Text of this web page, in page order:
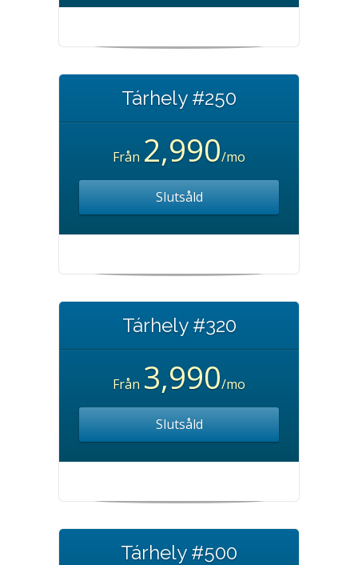
Tárhely #250
Från 2,990/mo
Slutsåld
Tárhely #320
Från 3,990/mo
Slutsåld
Tárhely #500